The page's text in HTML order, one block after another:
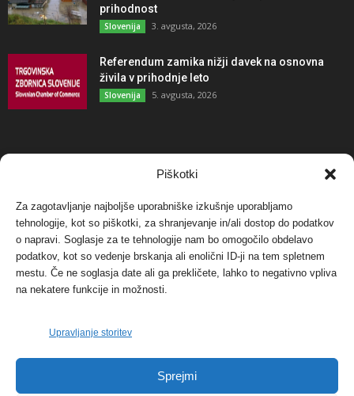
Piškotki
Za zagotavljanje najboljše uporabniške izkušnje uporabljamo
tehnologije, kot so piškotki, za shranjevanje in/ali dostop do podatkov
o napravi. Soglasje za te tehnologije nam bo omogočilo obdelavo
podatkov, kot so vedenje brskanja ali enolični ID-ji na tem spletnem
mestu. Če ne soglasja date ali ga prekličete, lahko to negativno vpliva
na nekatere funkcije in možnosti.
Upravljanje storitev
Sprejmi
prihodnost
Slovenija 3. avgusta, 2026
Referendum zamika nižji davek na osnovna
živila v prihodnje leto
Slovenija 5. avgusta, 2026
NAJBOLJ KOMENTIRANO
Protest proti vetrnim elektrarnam na Ojstrici, v
svetu pa vedno bolj...
Dogodki 12. maja, 2017
Tožilstvo v Celovcu v korist elektrarnam
Verbund
FOTO: Razstava cvetličarskega mojstra Andreja
Dogodki 27. novembra, 2017